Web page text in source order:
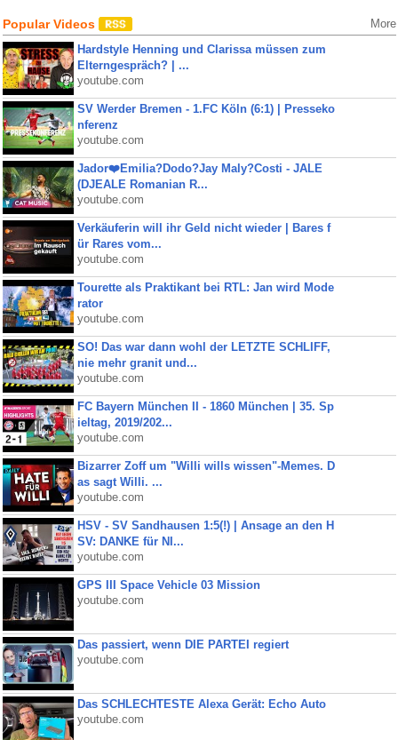
Popular Videos More
Hardstyle Henning und Clarissa müssen zum
Elterngespräch? | ...
youtube.com
SV Werder Bremen - 1.FC Köln (6:1) | Presseko
nferenz
youtube.com
Jador❤️Emilia?Dodo?Jay Maly?Costi - JALE
(DJEALE Romanian R...
youtube.com
Verkäuferin will ihr Geld nicht wieder | Bares f
ür Rares vom...
youtube.com
Tourette als Praktikant bei RTL: Jan wird Mode
rator
youtube.com
SO! Das war dann wohl der LETZTE SCHLIFF,
nie mehr granit und...
youtube.com
FC Bayern München II - 1860 München | 35. Sp
ieltag, 2019/202...
youtube.com
Bizarrer Zoff um "Willi wills wissen"-Memes. D
as sagt Willi. ...
youtube.com
HSV - SV Sandhausen 1:5(!) | Ansage an den H
SV: DANKE für NI...
youtube.com
GPS III Space Vehicle 03 Mission
youtube.com
Das passiert, wenn DIE PARTEI regiert
youtube.com
Das SCHLECHTESTE Alexa Gerät: Echo Auto
youtube.com